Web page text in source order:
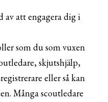
av att engagera dig i
som du som vuxen
skjutshjälp,
eller så kan
Många scoutledare